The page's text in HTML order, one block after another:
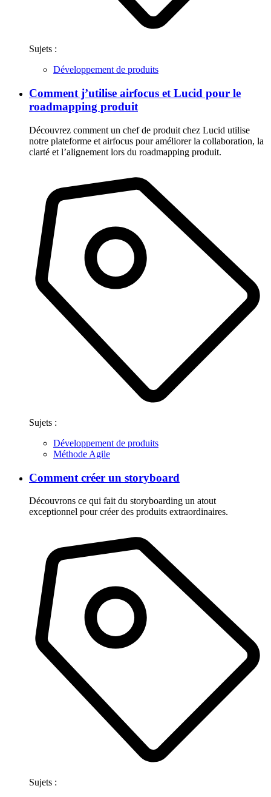
Sujets :
Développement de produits
Comment j’utilise airfocus et Lucid pour le
roadmapping produit
Découvrez comment un chef de produit chez Lucid utilise
notre plateforme et airfocus pour améliorer la collaboration, la
clarté et l’alignement lors du roadmapping produit.
Sujets :
Développement de produits
Méthode Agile
Comment créer un storyboard
Découvrons ce qui fait du storyboarding un atout
exceptionnel pour créer des produits extraordinaires.
Sujets :